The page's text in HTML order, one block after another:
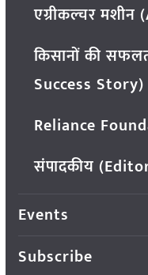
एग्रीकल्चर
किसानों की
Success Story)
Reliance
संपादकीय
Events
Subscribe